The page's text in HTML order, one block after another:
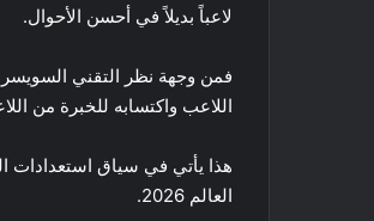
لاعباً بديلاً في أحسن الأحوال.
فمن وجهة نظر التقني
اللاعب واكتسابه للخبرة من
هذا يأتي في سياق استعدادات
العالم 2026.